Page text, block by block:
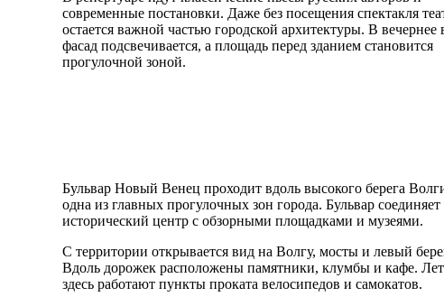
современные постановки. Даже без посещения спектакля
остается важной частью городской архитектуры. В вечернее
фасад подсвечивается, а площадь перед зданием становится
прогулочной зоной.
Бульвар Новый Венец проходит вдоль высокого берега
одна из главных прогулочных зон города. Бульвар соединяет
исторический центр с обзорными площадками и музеями.
С территории открывается вид на Волгу, мосты и левый
Вдоль дорожек расположены памятники, клумбы и кафе.
здесь работают пункты проката велосипедов и самокатов.